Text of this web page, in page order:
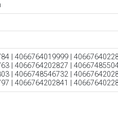
| 4066764019999 |
| 4066764202827 |
| 4066748546732 |
| 4066764202841 |